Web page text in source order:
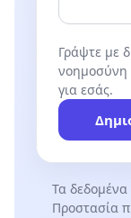
Γράψτε με
νοημοσύνη
για εσάς.
Τα
Προστασία